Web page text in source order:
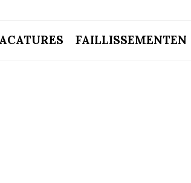
FAILLISSEMENTEN